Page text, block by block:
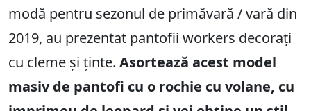
modă pentru sezonul de primăvară / vară din
2019, au prezentat pantofii workers decorați
cu cleme și ținte. Asortează acest model
masiv de pantofi cu o rochie cu volane, cu